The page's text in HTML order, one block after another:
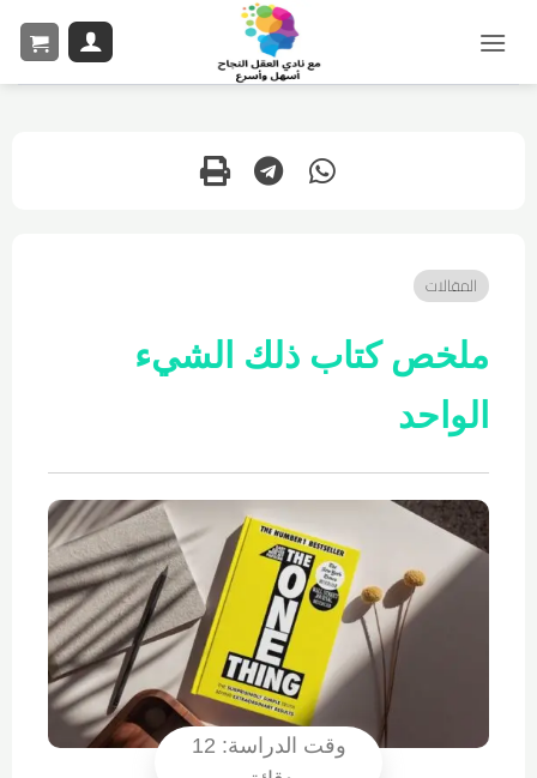
المقالات
ملخص كتاب ذلك الشيء
الواحد